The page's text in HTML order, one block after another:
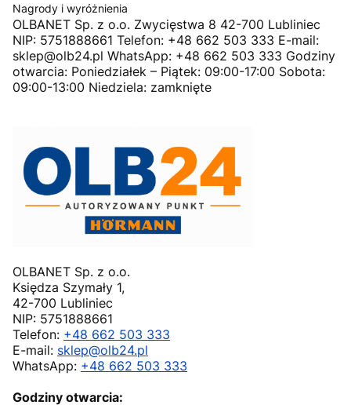
Nagrody i wyróżnienia
OLBANET Sp. z o.o. Zwycięstwa 8 42-700 Lubliniec
NIP: 5751888661 Telefon: +48 662 503 333 E-mail:
sklep@olb24.pl WhatsApp: +48 662 503 333 Godziny
otwarcia: Poniedziałek – Piątek: 09:00-17:00 Sobota:
09:00-13:00 Niedziela: zamknięte
OLBANET Sp. z o.o.
Księdza Szymały 1,
42-700 Lubliniec
NIP: 5751888661
Telefon: +48 662 503 333
E-mail: sklep@olb24.pl
WhatsApp: +48 662 503 333
Godziny otwarcia: